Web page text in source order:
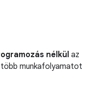
nélkül az
munkafolyamatot